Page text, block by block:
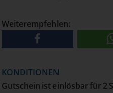
Weiterempfehlen:
KONDITIONEN
Gutschein ist einlösbar für 2